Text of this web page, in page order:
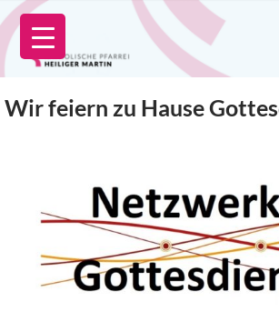
Zum
Inhalt
springen
Wir feiern zu Hause